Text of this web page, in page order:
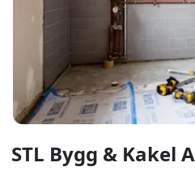
STL Bygg & Kakel